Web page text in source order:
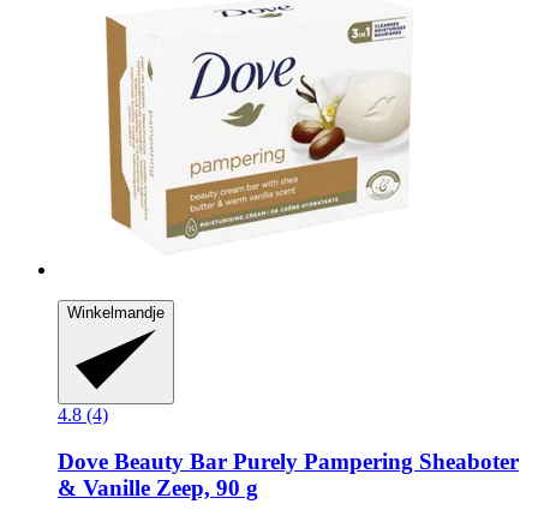
Winkelmandje
4.8 (4)
Dove Beauty Bar Purely Pampering Sheaboter
& Vanille Zeep, 90 g